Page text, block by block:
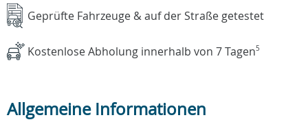
Geprüfte Fahrzeuge & auf der Straße getestet
Kostenlose Abholung innerhalb von 7 Tagen5
Allgemeine Informationen